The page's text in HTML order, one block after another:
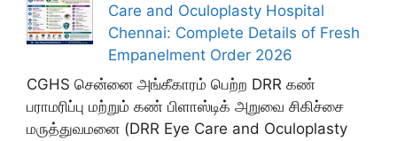
Care and Oculoplasty Hospital
Chennai: Complete Details of Fresh
Empanelment Order 2026
CGHS சென்னை அங்கீகாரம் பெற்ற DRR கண்
பராமரிப்பு மற்றும் கண் பிளாஸ்டிக் அறுவை சிகிச்சை
மருத்துவமனை (DRR Eye Care and Oculoplasty